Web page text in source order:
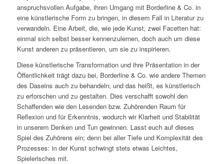
anspruchsvollen Aufgabe, ihren Umgang mit Borderline & Co. in
eine künstlerische Form zu bringen, in diesem Fall in Literatur zu
verwandeln. Eine Arbeit, die, wie jede Kunst, zwei Facetten hat:
einmal sich selbst besser kennenzulernen, doch auch um diese
Kunst anderen zu präsentieren, um sie zu inspirieren.
Diese künstlerische Transformation und ihre Präsentation in der
Öffentlichkeit trägt dazu bei, Borderline & Co. wie andere Themen
des Daseins auch zu behandeln; und das heißt, es künstlerisch
zu erforschen und zu gestalten. Dies verschafft sowohl den
Schaffenden wie den Lesenden bzw. Zuhörenden Raum für
Reflexion und für Erkenntnis, wodurch wir Klarheit und Stabilität
in unserem Denken und Tun gewinnen. Lasst euch auf dieses
Spiel des Zuhörens ein; denn bei aller Tiefe und Komplexität des
Prozesses: in der Kunst schwingt stets etwas Leichtes,
Spielerisches mit.